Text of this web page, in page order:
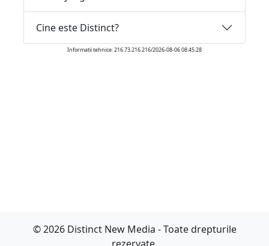
Cine este Distinct?
Informatii tehnice: 216.73.216.216/2026-08-06 08:45:28
© 2026 Distinct New Media - Toate drepturile